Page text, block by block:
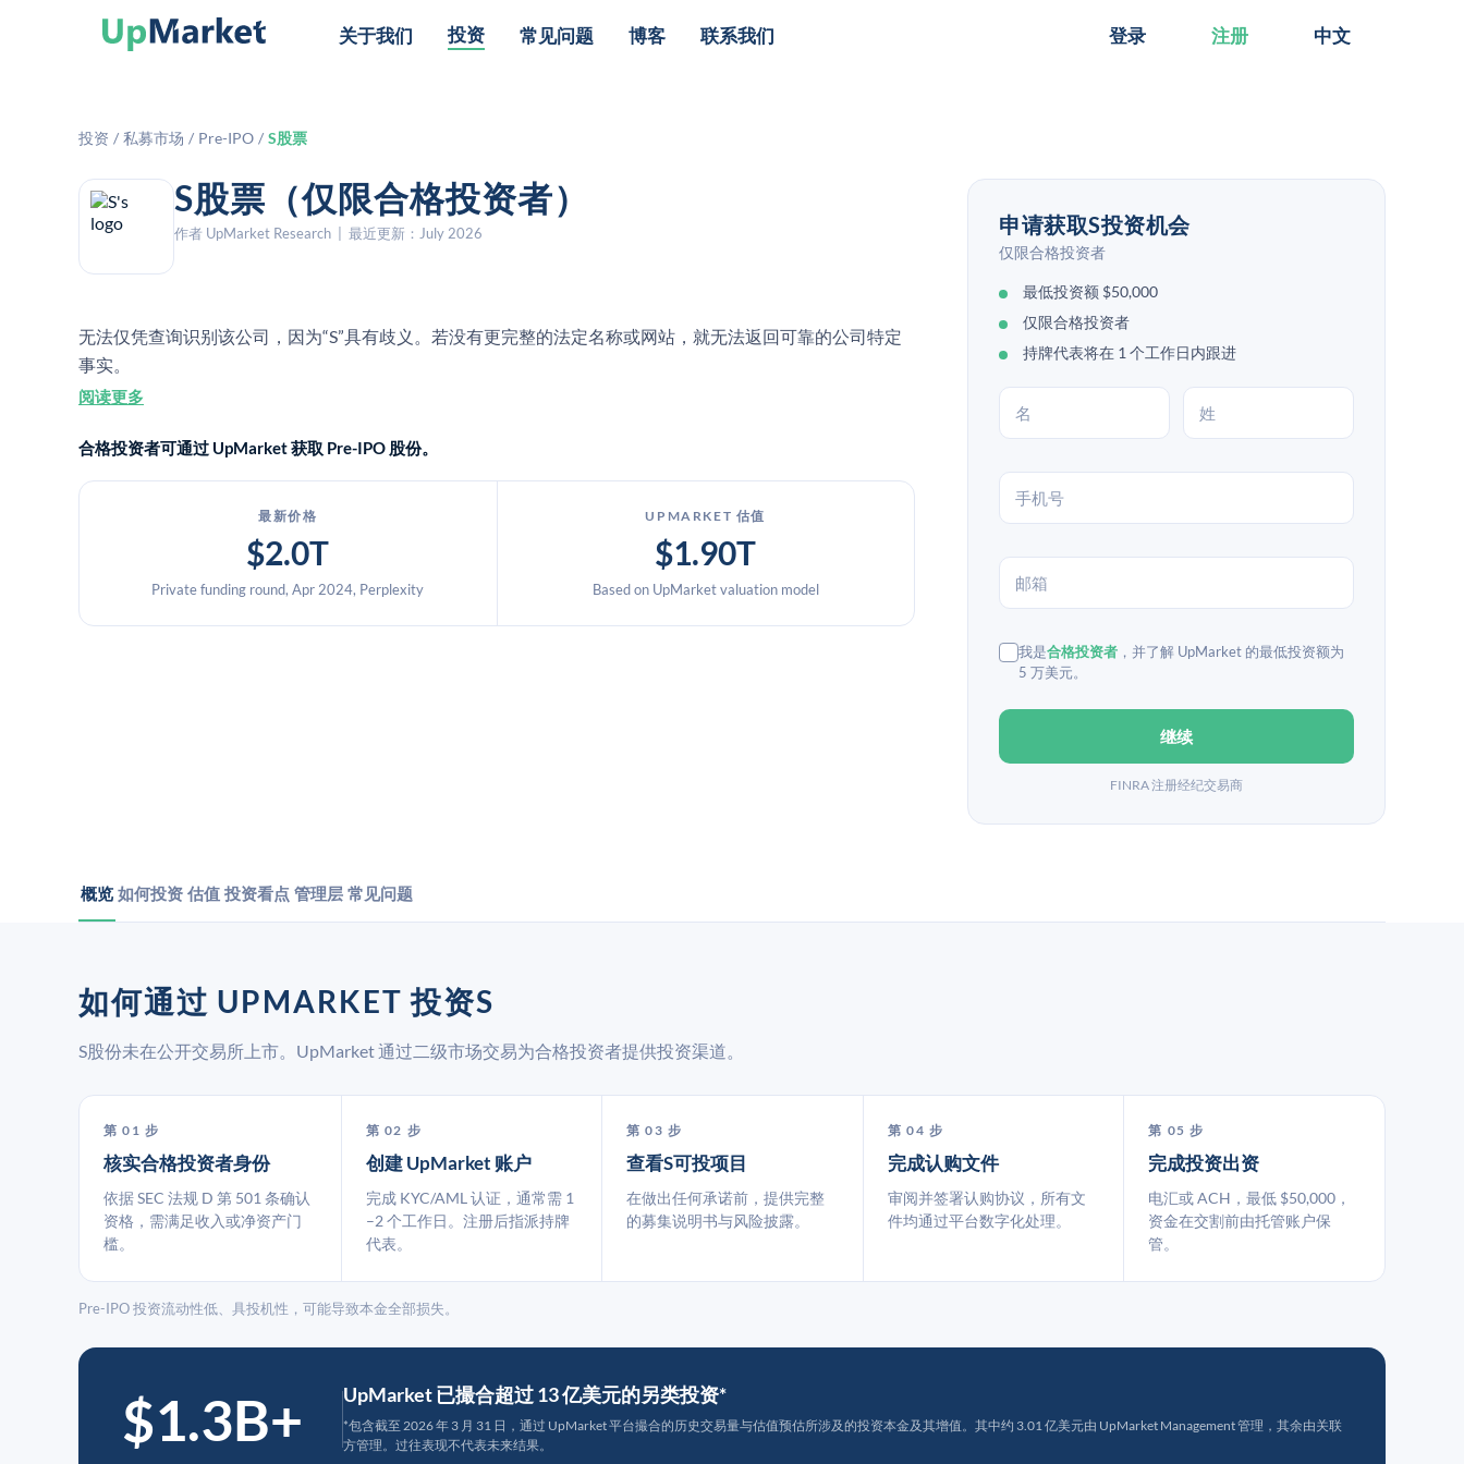
关于我们 投资 常见问题 博客 联系我们 登录 注册 中文
投资 / 私募市场 / Pre-IPO / S股票
S股票（仅限合格投资者）
作者 UpMarket Research | 最近更新：July 2026
无法仅凭查询识别该公司，因为“S”具有歧义。若没有更完整的法定名称或网站，就无法返回可靠的公司特定
事实。
阅读更多
合格投资者可通过 UpMarket 获取 Pre-IPO 股份。
最新价格
$2.0T
Private funding round, Apr 2024, Perplexity
UPMARKET 估值
$1.90T
Based on UpMarket valuation model
申请获取S投资机会
仅限合格投资者
最低投资额 $50,000
仅限合格投资者
持牌代表将在 1 个工作日内跟进
我是合格投资者 ，并了解 UpMarket 的最低投资额为
5 万美元。
继续
FINRA 注册经纪交易商
概览 如何投资 估值 投资看点 管理层 常见问题
如何通过 UPMARKET 投资S
S股份未在公开交易所上市。UpMarket 通过二级市场交易为合格投资者提供投资渠道。
第 01 步
核实合格投资者身份
依据 SEC 法规 D 第 501 条确认
资格，需满足收入或净资产门
槛。
第 02 步
创建 UpMarket 账户
完成 KYC/AML 认证，通常需 1
–2 个工作日。注册后指派持牌
代表。
第 03 步
查看S可投项目
在做出任何承诺前，提供完整
的募集说明书与风险披露。
第 04 步
完成认购文件
审阅并签署认购协议，所有文
件均通过平台数字化处理。
第 05 步
完成投资出资
电汇或 ACH，最低 $50,000，
资金在交割前由托管账户保
管。
Pre-IPO 投资流动性低、具投机性，可能导致本金全部损失。
$1.3B+ UpMarket 已撮合超过 13 亿美元的另类投资*
*包含截至 2026 年 3 月 31 日，通过 UpMarket 平台撮合的历史交易量与估值预估所涉及的投资本金及其增值。其中约 3.01 亿美元由 UpMarket Management 管理，其余由关联
方管理。过往表现不代表未来结果。